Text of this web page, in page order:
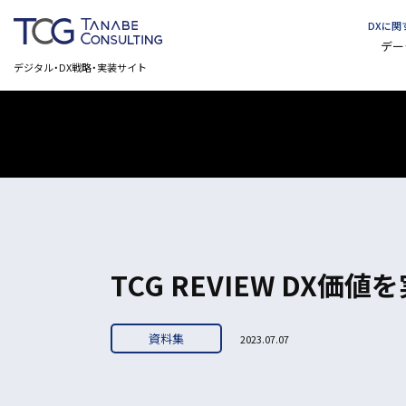
デジタル・DX戦略・実装サイト
DXに関
デ
TCG REVIEW DX価値
資料集 2023.07.07